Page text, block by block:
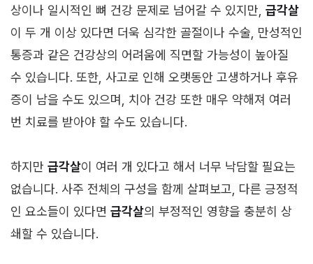
상이나 일시적인 뼈 건강 문제로 넘어갈 수 있지만, 급각살
이 두 개 이상 있다면 더욱 심각한 골절이나 수술, 만성적인
통증과 같은 건강상의 어려움에 직면할 가능성이 높아질
수 있습니다. 또한, 사고로 인해 오랫동안 고생하거나 후유
증이 남을 수도 있으며, 치아 건강 또한 매우 약해져 여러
번 치료를 받아야 할 수도 있습니다.
하지만 급각살이 여러 개 있다고 해서 너무 낙담할 필요는
없습니다. 사주 전체의 구성을 함께 살펴보고, 다른 긍정적
인 요소들이 있다면 급각살의 부정적인 영향을 충분히 상
쇄할 수 있습니다.